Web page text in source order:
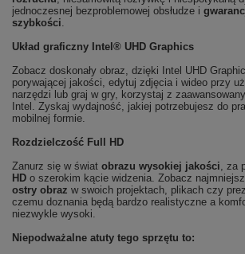
jednoczesnej bezproblemowej obsłudze i
szybkości.
Układ graficzny Intel® UHD Graphics
Zobacz doskonały obraz, dzięki Intel UHD
porywającej jakości, edytuj zdjęcia i wideo przy
narzędzi lub graj w gry, korzystaj z
Intel. Zyskaj wydajność, jakiej potrzebujesz do
mobilnej formie.
Rozdzielczość Full HD
Zanurz się w świat obrazu wysokiej jakości, za
HD o szerokim kącie widzenia. Zobacz
ostry obraz w swoich projektach, plikach czy
czemu doznania będą bardzo realistyczne a
niezwykle wysoki.
Niepodważalne atuty tego sprzętu to: